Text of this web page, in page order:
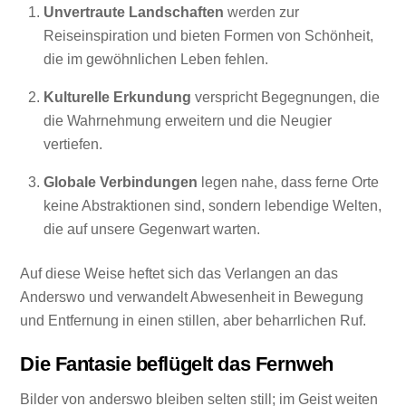
Unvertraute Landschaften werden zur
Reiseinspiration und bieten Formen von Schönheit,
die im gewöhnlichen Leben fehlen.
Kulturelle Erkundung verspricht Begegnungen, die
die Wahrnehmung erweitern und die Neugier
vertiefen.
Globale Verbindungen legen nahe, dass ferne Orte
keine Abstraktionen sind, sondern lebendige Welten,
die auf unsere Gegenwart warten.
Auf diese Weise heftet sich das Verlangen an das
Anderswo und verwandelt Abwesenheit in Bewegung
und Entfernung in einen stillen, aber beharrlichen Ruf.
Die Fantasie beflügelt das Fernweh
Bilder von anderswo bleiben selten still; im Geist weiten